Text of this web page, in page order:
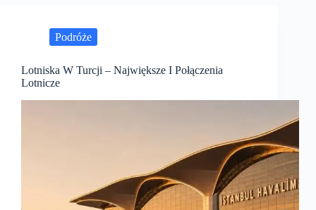
Podróże
Lotniska W Turcji – Największe I Połączenia
Lotnicze